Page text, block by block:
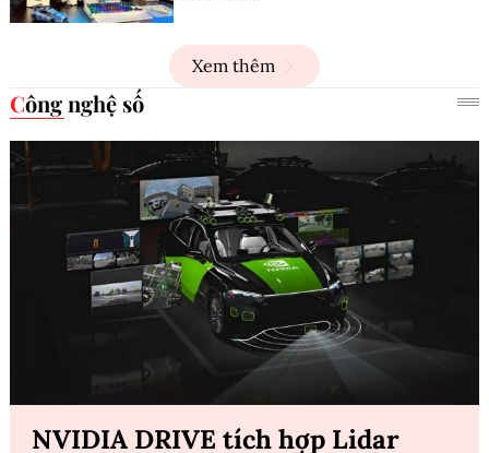
Xem thêm
Công nghệ số
NVIDIA DRIVE tích hợp Lidar